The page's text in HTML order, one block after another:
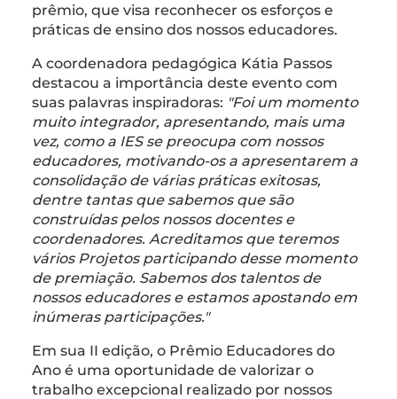
prêmio, que visa reconhecer os esforços e
práticas de ensino dos nossos educadores.
A coordenadora pedagógica Kátia Passos
destacou a importância deste evento com
suas palavras inspiradoras: "Foi um momento
muito integrador, apresentando, mais uma
vez, como a IES se preocupa com nossos
educadores, motivando-os a apresentarem a
consolidação de várias práticas exitosas,
dentre tantas que sabemos que são
construídas pelos nossos docentes e
coordenadores. Acreditamos que teremos
vários Projetos participando desse momento
de premiação. Sabemos dos talentos de
nossos educadores e estamos apostando em
inúmeras participações."
Em sua II edição, o Prêmio Educadores do
Ano é uma oportunidade de valorizar o
trabalho excepcional realizado por nossos